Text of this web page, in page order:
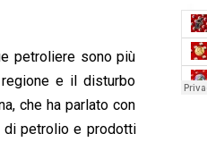
petroliere sono più
e il disturbo
che ha parlato con
di petrolio e prodotti